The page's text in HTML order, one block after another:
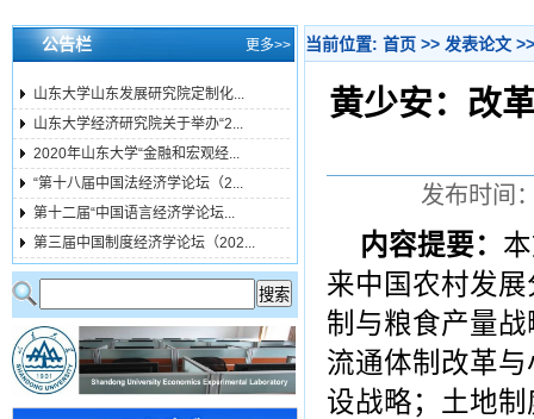
公告栏 更多>>
山东大学山东发展研究院定制化...
山东大学经济研究院关于举办“2...
2020年山东大学“金融和宏观经...
“第十八届中国法经济学论坛（2...
第十二届“中国语言经济学论坛...
第三届中国制度经济学论坛（202...
当前位置: 首页 >> 发表论文
黄少安：改
发布时间
内容提要：
来中国农村发
制与粮食产量
流通体制改革
设战略；土地